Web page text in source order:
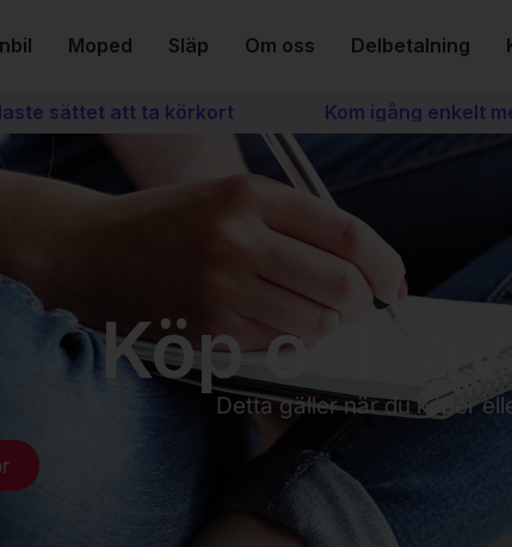
Moped Släp Om oss Delbetalning
sättet att ta körkort Kom igång enkelt med
Köp och
Detta gäller när du köper